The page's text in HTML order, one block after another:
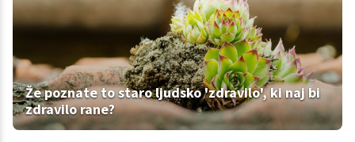
Že poznate to staro ljudsko 'zdravilo', ki naj bi
zdravilo rane?